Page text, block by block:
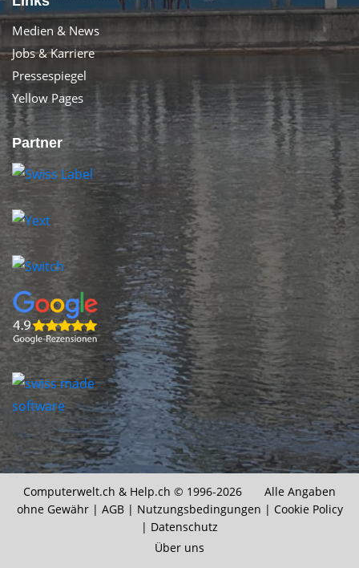
Medien & News
Jobs & Karriere
Pressespiegel
Yellow Pages
Partner
Computerwelt.ch & Help.ch © 1996-2026 Alle Angaben
ohne Gewähr | AGB| Nutzungsbedingungen | Cookie Policy
| Datenschutz
Über uns